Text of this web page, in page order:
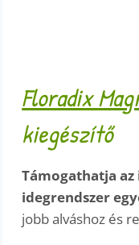
Floradix
kiegészítő
Támogathatja
idegrendszer
jobb alváshoz és